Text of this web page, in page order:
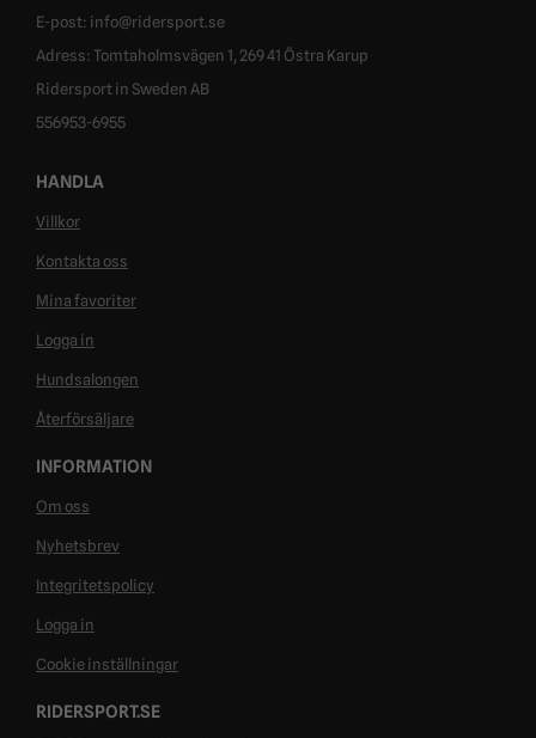
E-post: info@ridersport.se
Adress: Tomtaholmsvägen 1, 269 41 Östra Karup
Ridersport in Sweden AB
556953-6955
HANDLA
Villkor
Kontakta oss
Mina favoriter
Logga in
Hundsalongen
Återförsäljare
INFORMATION
Om oss
Nyhetsbrev
Integritetspolicy
Logga in
Cookie inställningar
RIDERSPORT.SE